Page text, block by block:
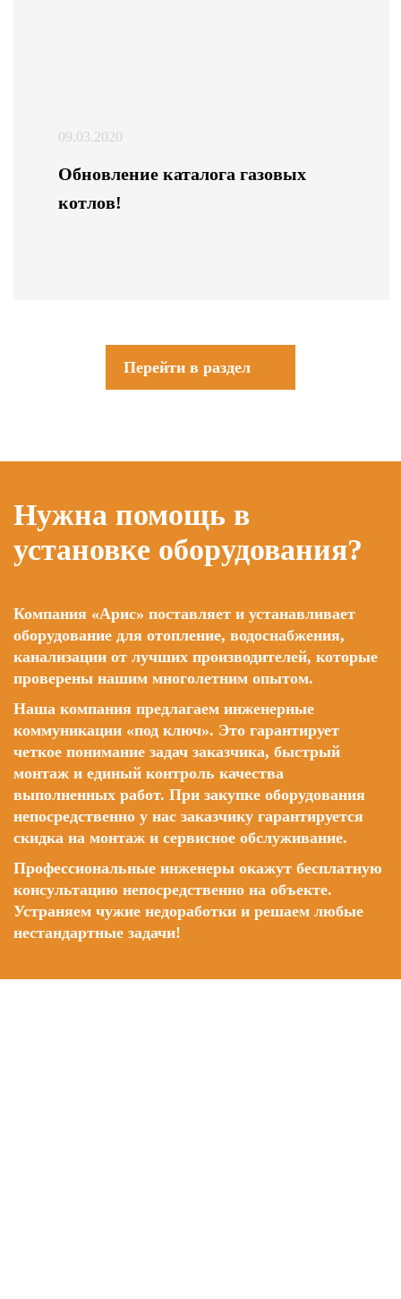
09.03.2020
Обновление каталога газовых
котлов!
Перейти в раздел
Нужна помощь в
установке оборудования?
Компания «Арис» поставляет и устанавливает
оборудование для отопление, водоснабжения,
канализации от лучших производителей, которые
проверены нашим многолетним опытом.
Наша компания предлагаем инженерные
коммуникации «под ключ». Это гарантирует
четкое понимание задач заказчика, быстрый
монтаж и единый контроль качества
выполненных работ. При закупке оборудования
непосредственно у нас заказчику гарантируется
скидка на монтаж и сервисное обслуживание.
Профессиональные инженеры окажут бесплатную
консультацию непосредственно на объекте.
Устраняем чужие недоработки и решаем любые
нестандартные задачи!